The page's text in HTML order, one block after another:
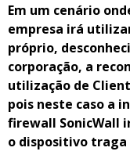
Em um cenário
empresa irá
próprio,
corporação, a
utilização de Client
pois neste caso a
firewall SonicWall
o dispositivo traga